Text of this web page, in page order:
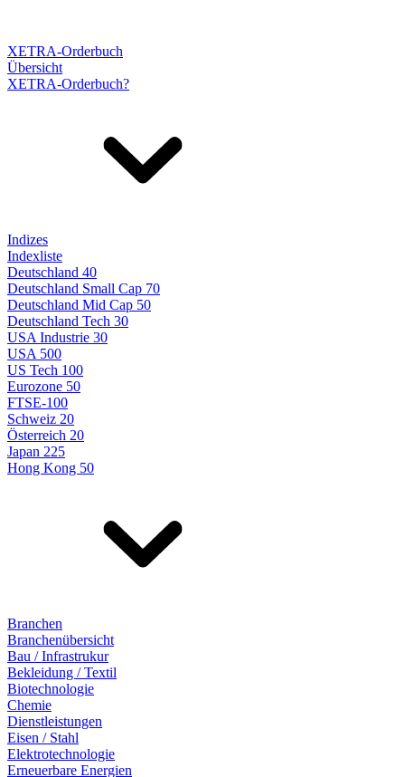
XETRA-Orderbuch
Übersicht
XETRA-Orderbuch?
Indizes
Indexliste
Deutschland 40
Deutschland Small Cap 70
Deutschland Mid Cap 50
Deutschland Tech 30
USA Industrie 30
USA 500
US Tech 100
Eurozone 50
FTSE-100
Schweiz 20
Österreich 20
Japan 225
Hong Kong 50
Branchen
Branchenübersicht
Bau / Infrastrukur
Bekleidung / Textil
Biotechnologie
Chemie
Dienstleistungen
Eisen / Stahl
Elektrotechnologie
Erneuerbare Energien